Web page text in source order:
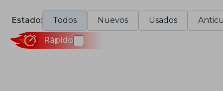
Estado: Todos Nuevos Usados
Rápido